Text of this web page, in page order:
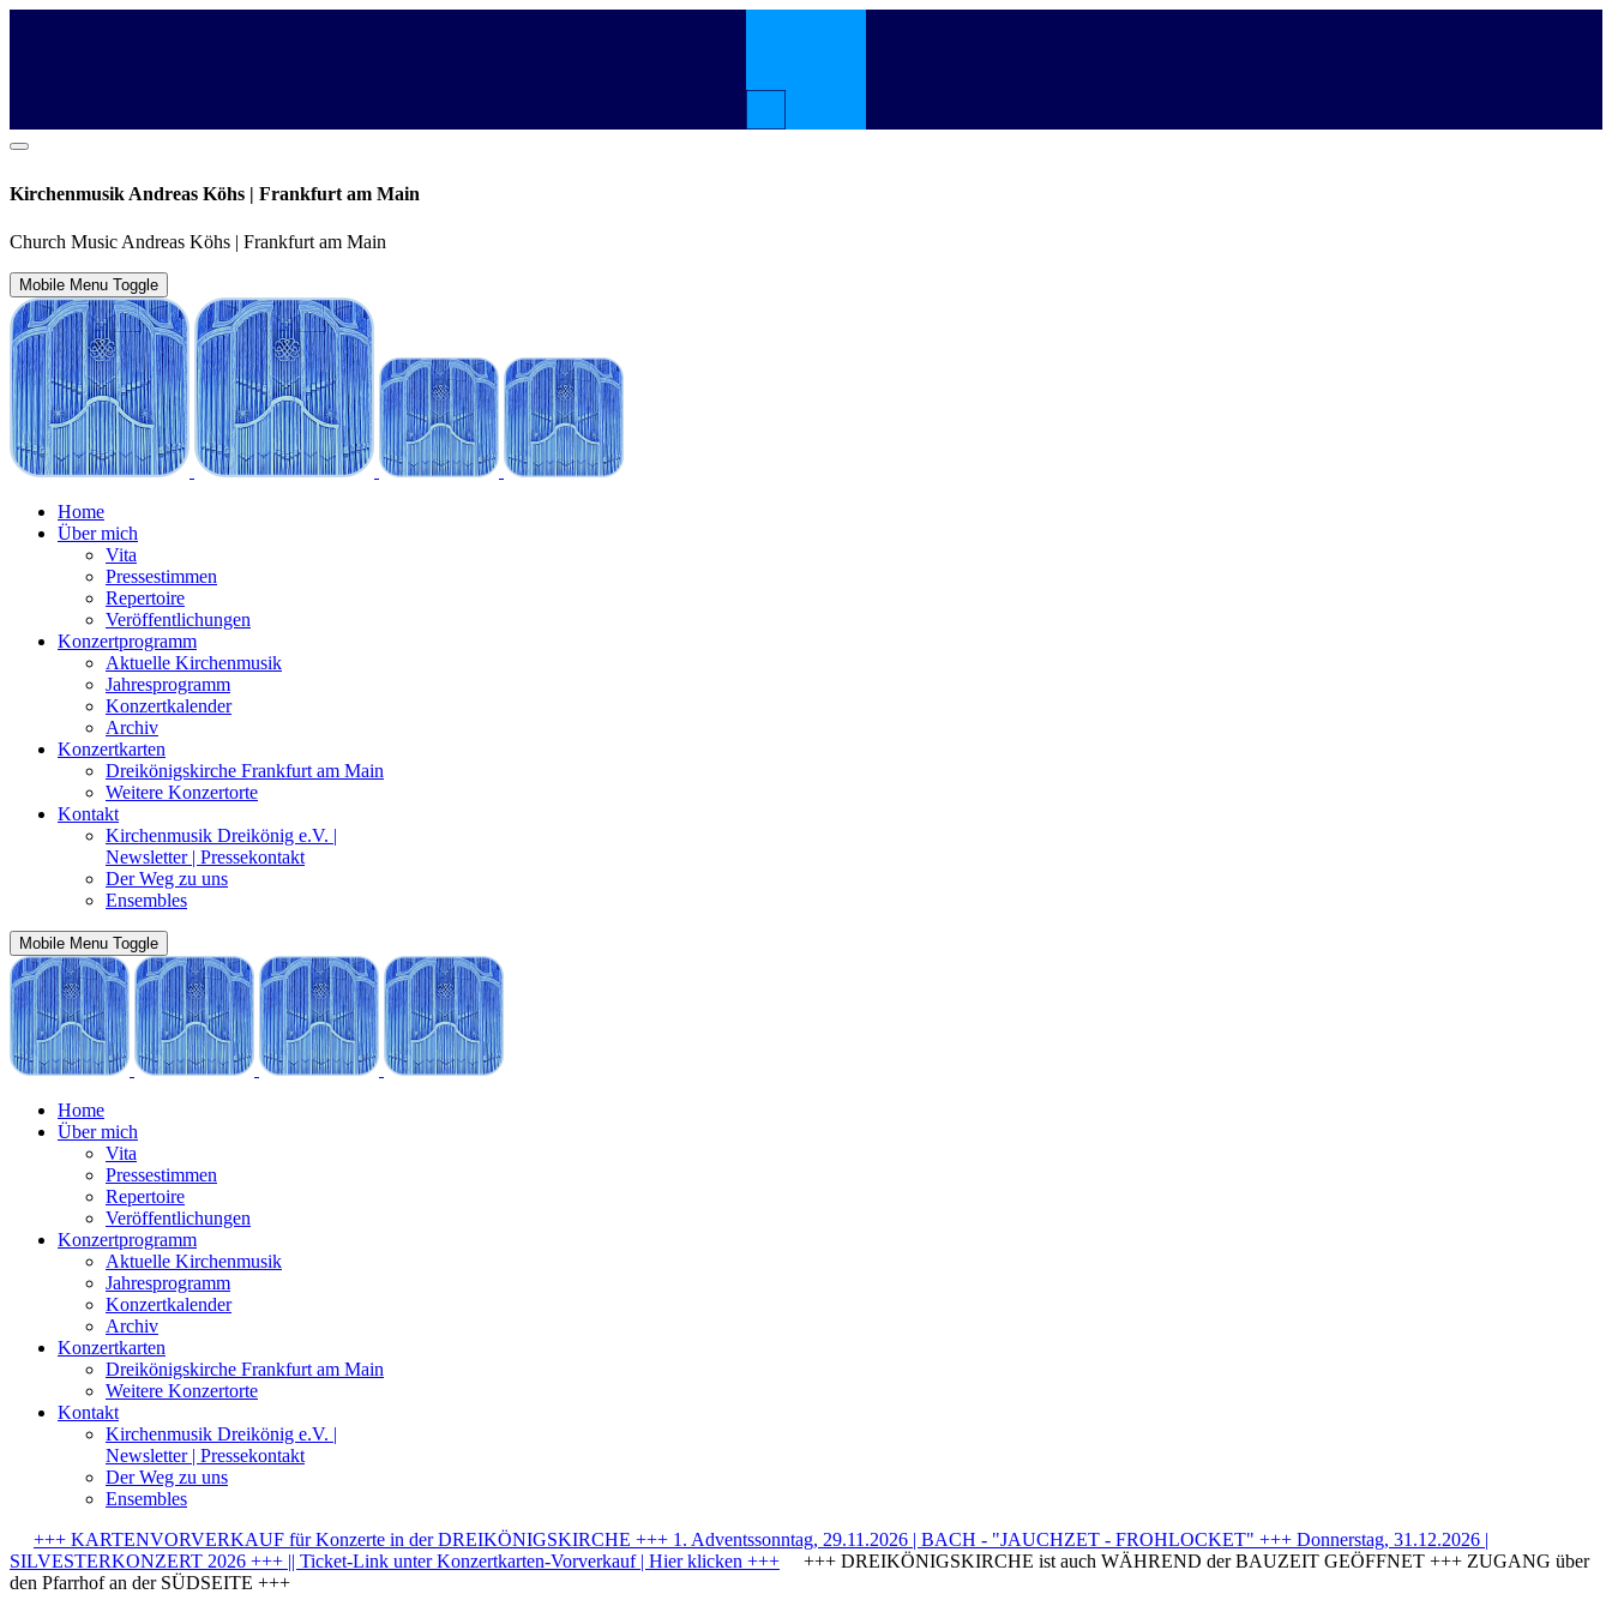
Kirchenmusik Andreas Köhs | Frankfurt am Main
Church Music Andreas Köhs | Frankfurt am Main
Mobile Menu Toggle
Home
Über mich
Vita
Pressestimmen
Repertoire
Veröffentlichungen
Konzertprogramm
Aktuelle Kirchenmusik
Jahresprogramm
Konzertkalender
Archiv
Konzertkarten
Dreikönigskirche Frankfurt am Main
Weitere Konzertorte
Kontakt
Kirchenmusik Dreikönig e.V. |
Newsletter | Pressekontakt
Der Weg zu uns
Ensembles
Mobile Menu Toggle
Home
Über mich
Vita
Pressestimmen
Repertoire
Veröffentlichungen
Konzertprogramm
Aktuelle Kirchenmusik
Jahresprogramm
Konzertkalender
Archiv
Konzertkarten
Dreikönigskirche Frankfurt am Main
Weitere Konzertorte
Kontakt
Kirchenmusik Dreikönig e.V. |
Newsletter | Pressekontakt
Der Weg zu uns
Ensembles
+++ KARTENVORVERKAUF für Konzerte in der DREIKÖNIGSKIRCHE +++ 1. Adventssonntag, 29.11.2026 | BACH - "JAUCHZET - FROHLOCKET" +++ Donnerstag, 31.12.2026 |
SILVESTERKONZERT 2026 +++ || Ticket-Link unter Konzertkarten-Vorverkauf | Hier klicken +++ +++ DREIKÖNIGSKIRCHE ist auch WÄHREND der BAUZEIT GEÖFFNET +++ ZUGANG über
den Pfarrhof an der SÜDSEITE +++